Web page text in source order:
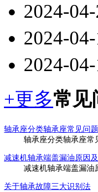
2024-
2024-
2024-
+更多常见
轴承座分类轴承座常见问
轴承座分类轴承座常
减速机轴承端盖漏油原因
减速机轴承端盖漏油
关于轴承故障三大识别法